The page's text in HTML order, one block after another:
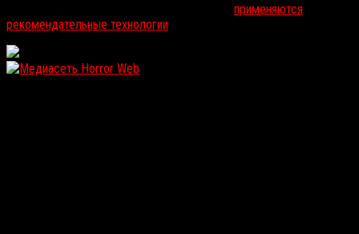
применяются
рекомендательные технологии